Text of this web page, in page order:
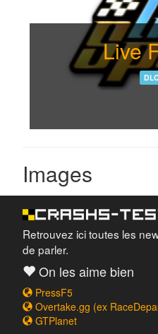
Live
DLC
Images
Retrouvez ici toutes les
de parler.
On les aime bien
PressF5
Overtake.gg (ex
GTPlanet